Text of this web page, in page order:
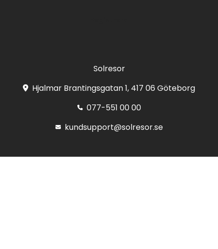
Solresor
Hjalmar Brantingsgatan 1, 417 06 Göteborg
077-551 00 00
kundsupport@solresor.se